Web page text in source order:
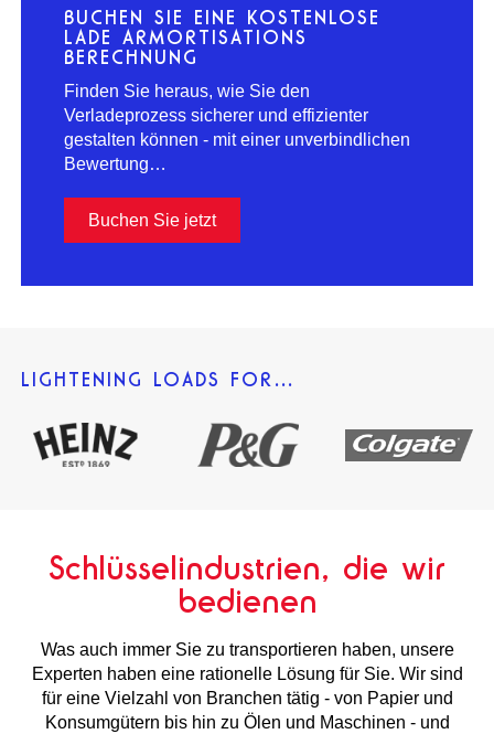
BUCHEN SIE EINE KOSTENLOSE
LADE ARMORTISATIONS
BERECHNUNG
Finden Sie heraus, wie Sie den
Verladeprozess sicherer und effizienter
gestalten können - mit einer unverbindlichen
Bewertung…
Buchen Sie jetzt
LIGHTENING LOADS FOR…
Schlüsselindustrien, die wir
bedienen
Was auch immer Sie zu transportieren haben, unsere
Experten haben eine rationelle Lösung für Sie. Wir sind
für eine Vielzahl von Branchen tätig - von Papier und
Konsumgütern bis hin zu Ölen und Maschinen - und